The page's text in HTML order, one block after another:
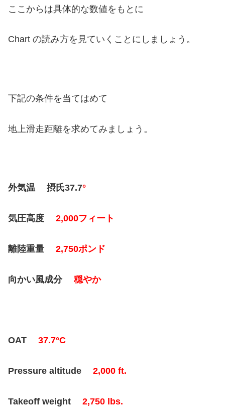
ここからは具体的な数値をもとに
Chart の読み方を見ていくことにしましょう。
下記の条件を当てはめて
地上滑走距離を求めてみましょう。
外気温 摂氏37.7°
気圧高度 2,000フィート
離陸重量 2,750ポンド
向かい風成分 穏やか
OAT 37.7°C
Pressure altitude 2,000 ft.
Takeoff weight 2,750 lbs.